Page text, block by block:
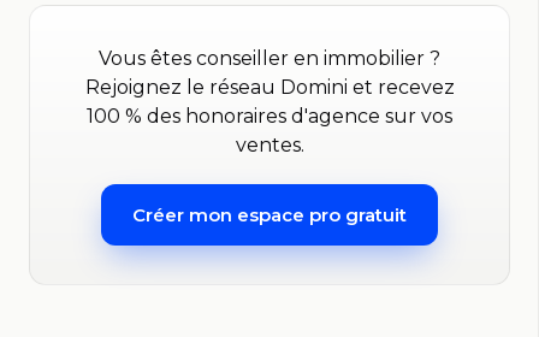
Vous êtes conseiller en immobilier ?
Rejoignez le réseau Domini et recevez
100 % des honoraires d'agence sur vos
ventes.
Créer mon espace pro gratuit